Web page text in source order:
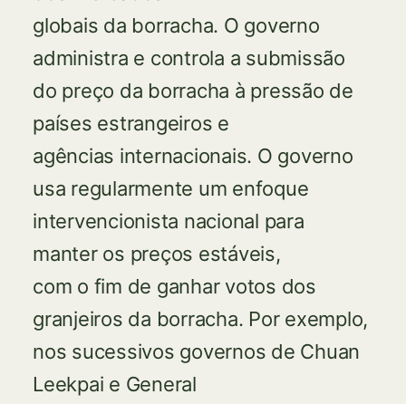
globais da borracha. O governo
administra e controla a submissão
do preço da borracha à pressão de
países estrangeiros e
agências internacionais. O governo
usa regularmente um enfoque
intervencionista nacional para
manter os preços estáveis,
com o fim de ganhar votos dos
granjeiros da borracha. Por exemplo,
nos sucessivos governos de Chuan
Leekpai e General